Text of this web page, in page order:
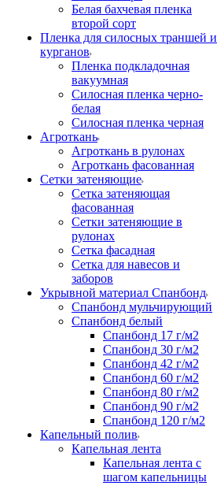
Белая бахчевая пленка
второй сорт
Пленка для силосных траншей и
курганов
Пленка подкладочная
вакуумная
Силосная пленка черно-
белая
Силосная пленка черная
Агроткань
Агроткань в рулонах
Агроткань фасованная
Сетки затеняющие
Сетка затеняющая
фасованная
Сетки затеняющие в
рулонах
Сетка фасадная
Сетка для навесов и
заборов
Укрывной материал Спанбонд
Спанбонд мульчирующий
Спанбонд белый
Спанбонд 17 г/м2
Спанбонд 30 г/м2
Спанбонд 42 г/м2
Спанбонд 60 г/м2
Спанбонд 80 г/м2
Спанбонд 90 г/м2
Спанбонд 120 г/м2
Капельный полив
Капельная лента
Капельная лента с
шагом капельницы